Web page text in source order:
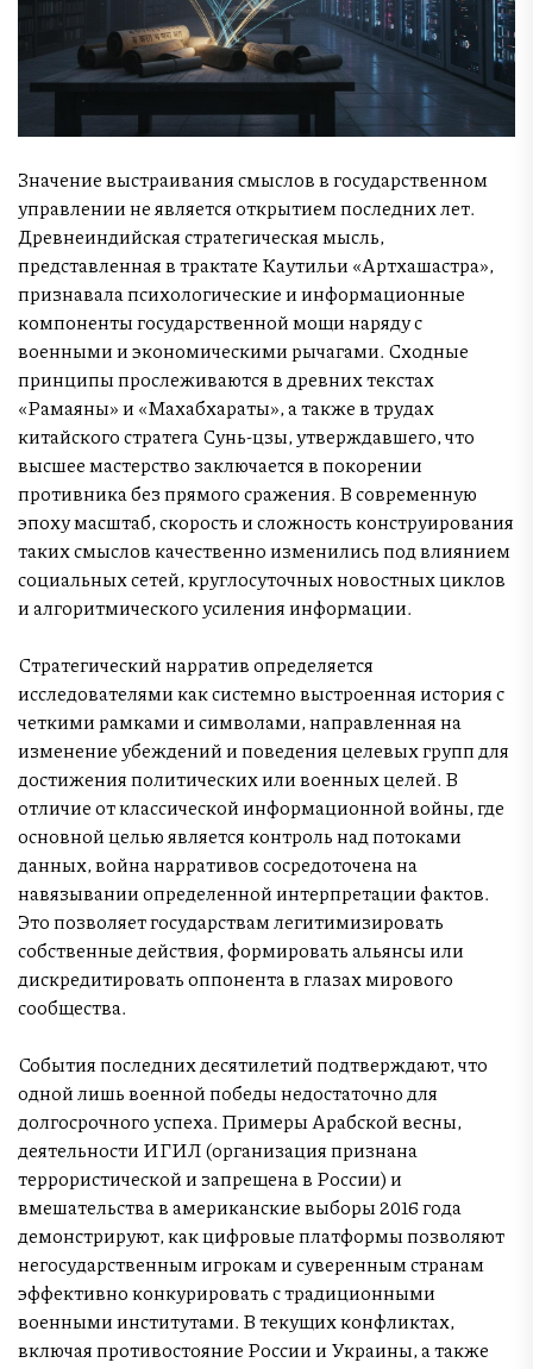
Значение выстраивания смыслов в государственном
управлении не является открытием последних лет.
Древнеиндийская стратегическая мысль,
представленная в трактате Каутильи «Артхашастра»,
признавала психологические и информационные
компоненты государственной мощи наряду с
военными и экономическими рычагами. Сходные
принципы прослеживаются в древних текстах
«Рамаяны» и «Махабхараты», а также в трудах
китайского стратега Сунь-цзы, утверждавшего, что
высшее мастерство заключается в покорении
противника без прямого сражения. В современную
эпоху масштаб, скорость и сложность конструирования
таких смыслов качественно изменились под влиянием
социальных сетей, круглосуточных новостных циклов
и алгоритмического усиления информации.
Стратегический нарратив определяется
исследователями как системно выстроенная история с
четкими рамками и символами, направленная на
изменение убеждений и поведения целевых групп для
достижения политических или военных целей. В
отличие от классической информационной войны, где
основной целью является контроль над потоками
данных, война нарративов сосредоточена на
навязывании определенной интерпретации фактов.
Это позволяет государствам легитимизировать
собственные действия, формировать альянсы или
дискредитировать оппонента в глазах мирового
сообщества.
События последних десятилетий подтверждают, что
одной лишь военной победы недостаточно для
долгосрочного успеха. Примеры Арабской весны,
деятельности ИГИЛ (организация признана
террористической и запрещена в России) и
вмешательства в американские выборы 2016 года
демонстрируют, как цифровые платформы позволяют
негосударственным игрокам и суверенным странам
эффективно конкурировать с традиционными
военными институтами. В текущих конфликтах,
включая противостояние России и Украины, а также